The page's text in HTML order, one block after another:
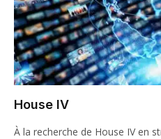
House IV
À la recherche de House IV en